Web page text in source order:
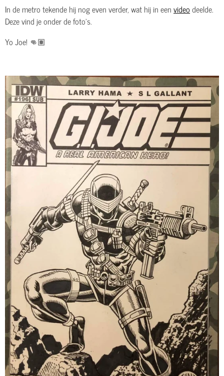
In de metro tekende hij nog even verder, wat hij in eenvideodeelde.
Deze vind je onder de foto's.
Yo Joe! 👊🏽